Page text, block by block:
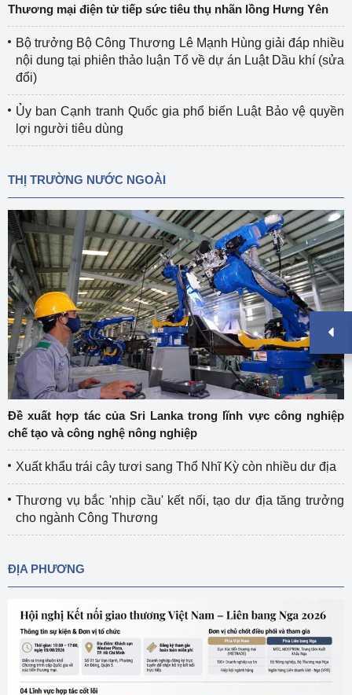
Thương mại điện tử tiếp sức tiêu thụ nhãn lồng Hưng Yên
Bộ trưởng Bộ Công Thương Lê Mạnh Hùng giải đáp nhiều
nội dung tại phiên thảo luận Tổ về dự án Luật Dầu khí (sửa
đổi)
Ủy ban Cạnh tranh Quốc gia phổ biến Luật Bảo vệ quyền
lợi người tiêu dùng
THỊ TRƯỜNG NƯỚC NGOÀI
Đề xuất hợp tác của Sri Lanka trong lĩnh vực công nghiệp
chế tạo và công nghệ nông nghiệp
Xuất khẩu trái cây tươi sang Thổ Nhĩ Kỳ còn nhiều dư địa
Thương vụ bắc 'nhịp cầu' kết nối, tạo dư địa tăng trưởng
cho ngành Công Thương
ĐỊA PHƯƠNG